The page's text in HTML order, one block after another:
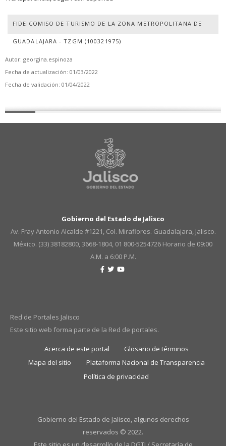
FIDEICOMISO DE TURISMO DE LA ZONA METROPOLITANA DE
GUADALAJARA - TZGM (100321975)
Autor: georgina.espinoza
Fecha de actualización: 01/03/2022
Fecha de validación: 01/04/2022
Gobierno del Estado de Jalisco
Av. Fray Antonio Alcalde #1221, Col. Miraflores. Guadalajara, Jalisco.
México. (33) 38182800, 3668-1804, 01 800-5254726 Horario de 09:00
A.M. a 6:00 P.M.
Red de Portales Jalisco
Este sitio web forma parte de la Red de portales.
Acerca de este portal
Glosario de términos
Mapa del sitio
Plataforma Nacional de Transparencia
Política de privacidad
Gobierno del Estado de Jalisco, algunos derechos
reservados © 2022.